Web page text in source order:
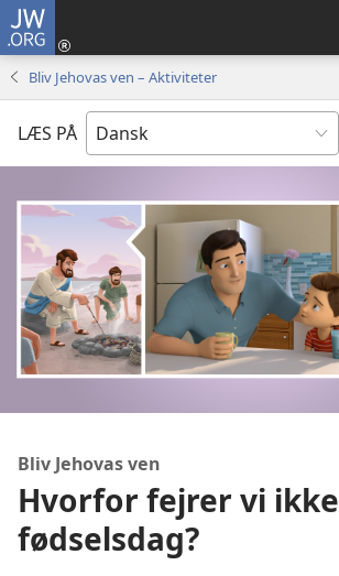
JW.ORG
Bliv Jehovas ven – Aktiviteter
LÆS PÅ
Bliv Jehovas ven
Hvorfor fejrer vi ikke
fødselsdag?